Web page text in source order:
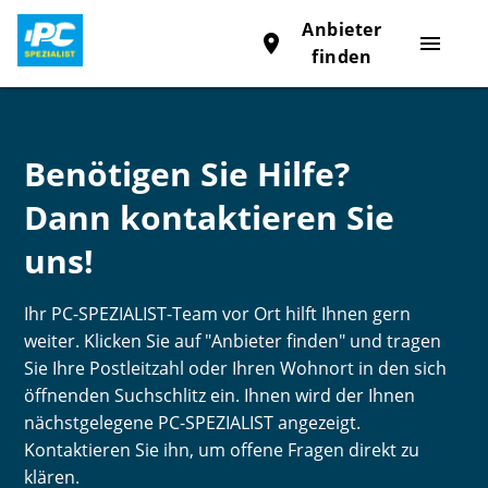
menu
place
Anbieter
finden
Benötigen Sie Hilfe?
Dann kontaktieren Sie
uns!
Ihr PC-SPEZIALIST-Team vor Ort hilft Ihnen gern
weiter. Klicken Sie auf "Anbieter finden" und tragen
Sie Ihre Postleitzahl oder Ihren Wohnort in den sich
öffnenden Suchschlitz ein. Ihnen wird der Ihnen
nächstgelegene PC-SPEZIALIST angezeigt.
Kontaktieren Sie ihn, um offene Fragen direkt zu
klären.